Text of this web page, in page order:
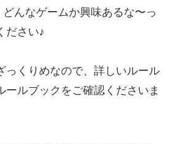
どんなゲームか興味あるな〜っ
ださい♪
くりめなので、詳しいルール
ールブックをご確認くださいま